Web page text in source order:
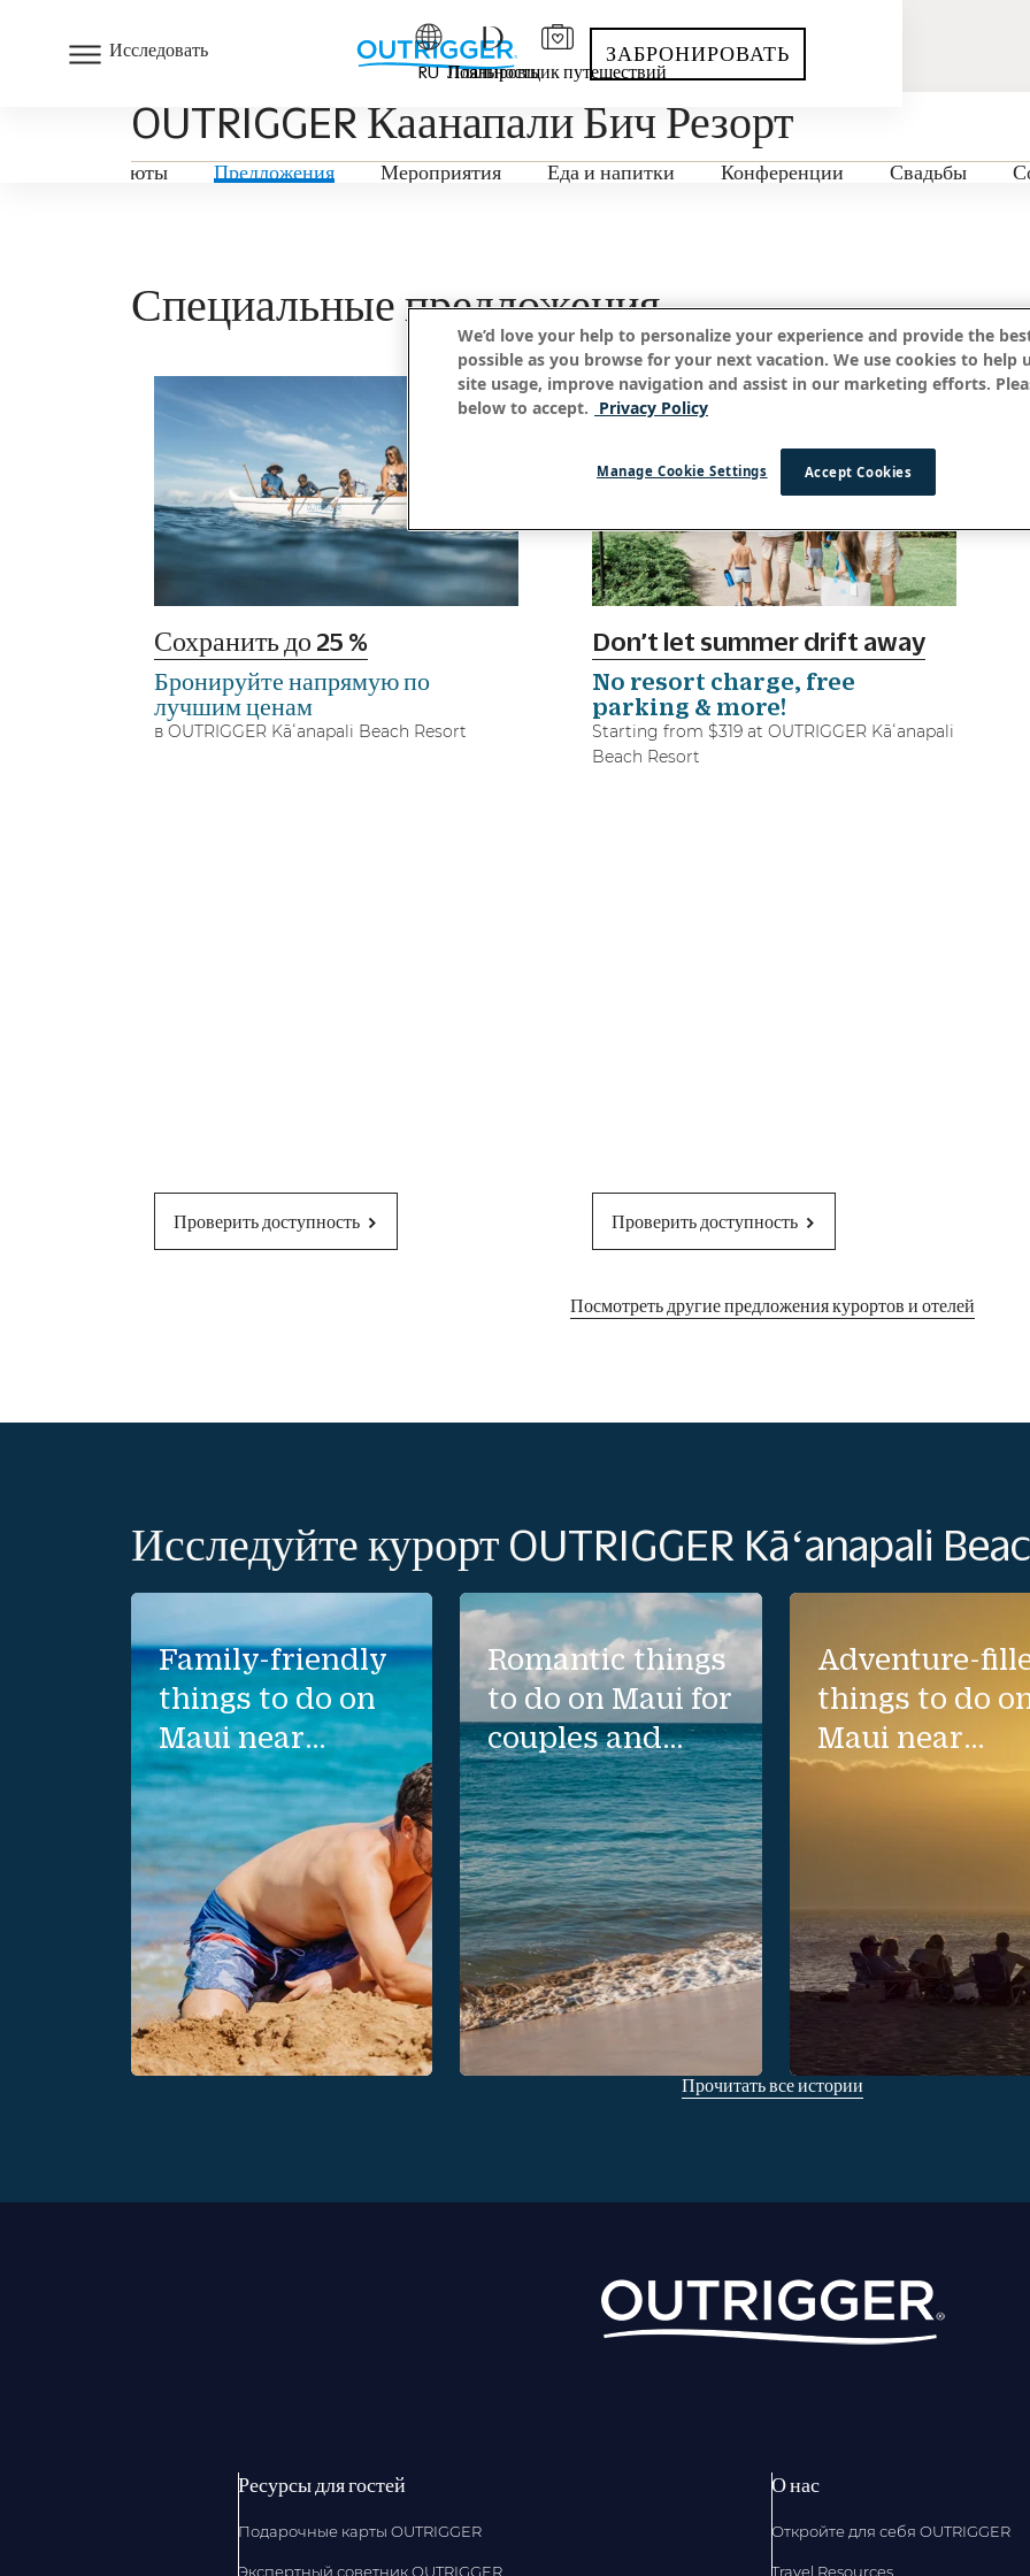
Исследовать
RU Лояльность
Планировщик путешествий
ЗАБРОНИРОВАТЬ
OUTRIGGER Каанапали Бич Резорт
Номера и сьюты Предложения Мероприятия Еда и напитки Конференции Свадьбы
Специальные предложения
Сохранить до 25 %
Бронируйте напрямую по
лучшим ценам
в OUTRIGGER Kāʻanapali Beach Resort
Проверить доступность
Don’t let summer drift away
No resort charge, free
parking & more!
Starting from $319 at OUTRIGGER Kāʻanapali
Beach Resort
Проверить доступность
Посмотреть другие предложения курортов и отелей
Исследуйте курорт OUTRIGGER Kāʻanapali
Family-friendly
things to do on
Maui near
Kaanapali Beach
Romantic things
to do on Maui for
couples and
honeymooners
Adventure-
things to do
Maui near
Kaanapali
Прочитать все истории
Ресурсы для гостей
Подарочные карты OUTRIGGER
Экспертный советник OUTRIGGER
О нас
Откройте для себя OUTRIGGER
Travel Resources
We’d love your help to personalize your experience and provide the
possible as you browse for your next vacation. We use cookies to help
site usage, improve navigation and assist in our marketing efforts.
below to accept. Privacy Policy
Accept Cookies
Manage Cookie Settings